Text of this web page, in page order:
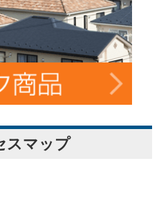
スマップ